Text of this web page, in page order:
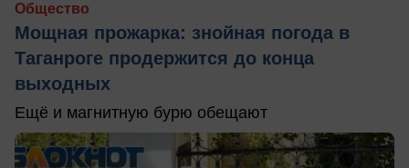
Общество
Мощная прожарка: знойная погода в
Таганроге продержится до конца
выходных
Ещё и магнитную бурю обещают